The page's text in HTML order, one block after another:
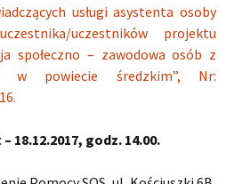
usługi asystenta osoby
uczestników projektu
społeczno – zawodowa osób z
w powiecie średzkim”, Nr:
18.12.2017, godz. 14.00.